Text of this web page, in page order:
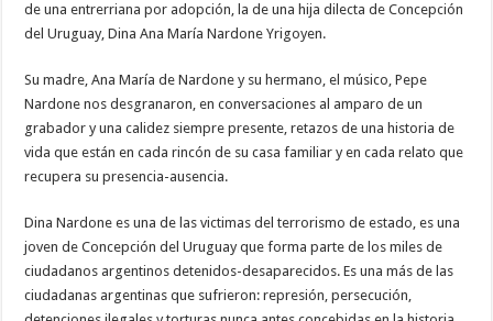
de una entrerriana por adopción, la de una hija dilecta de Concepción
del Uruguay, Dina Ana María Nardone Yrigoyen.
Su madre, Ana María de Nardone y su hermano, el músico, Pepe
Nardone nos desgranaron, en conversaciones al amparo de un
grabador y una calidez siempre presente, retazos de una historia de
vida que están en cada rincón de su casa familiar y en cada relato que
recupera su presencia-ausencia.
Dina Nardone es una de las victimas del terrorismo de estado, es una
joven de Concepción del Uruguay que forma parte de los miles de
ciudadanos argentinos detenidos-desaparecidos. Es una más de las
ciudadanas argentinas que sufrieron: represión, persecución,